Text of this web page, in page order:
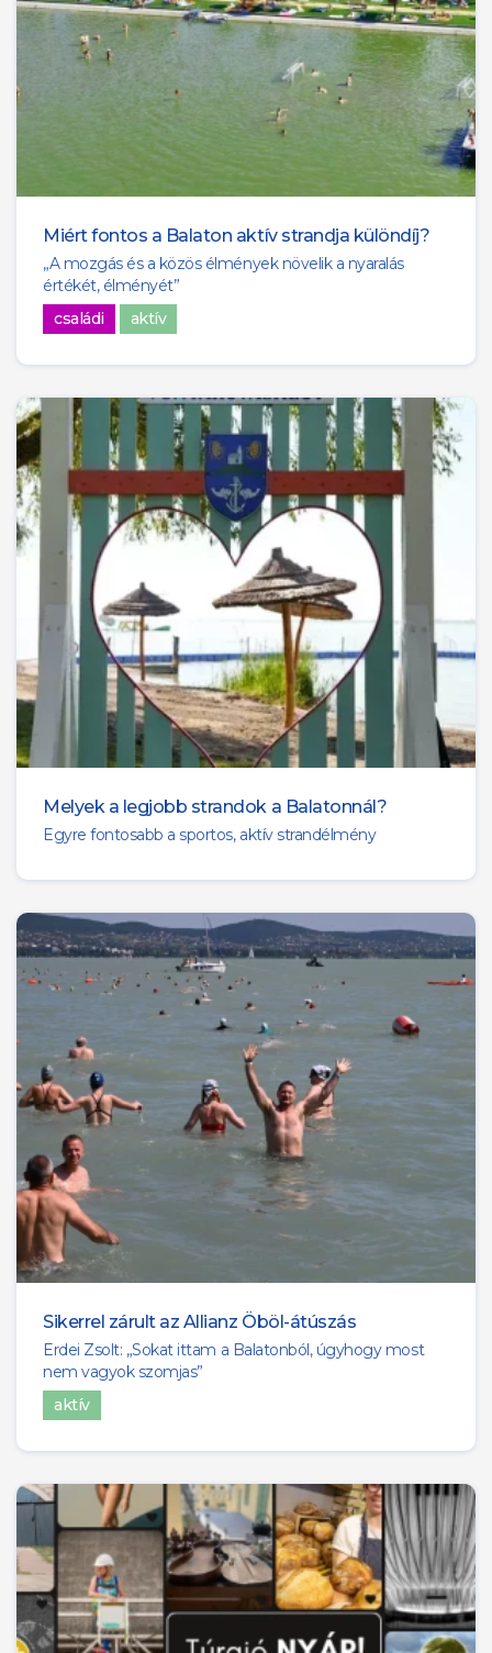
Miért fontos a Balaton aktív strandja különdíj?
„A mozgás és a közös élmények növelik a nyaralás
értékét, élményét”
családi
aktív
Melyek a legjobb strandok a Balatonnál?
Egyre fontosabb a sportos, aktív strandélmény
Sikerrel zárult az Allianz Öböl-átúszás
Erdei Zsolt: „Sokat ittam a Balatonból, úgyhogy most
nem vagyok szomjas”
aktív